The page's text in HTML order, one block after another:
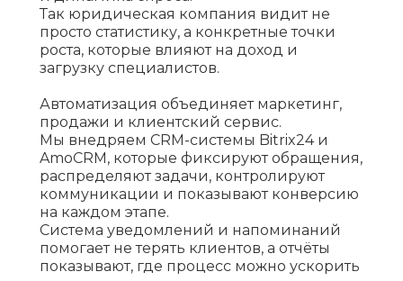
Так юридическая компания видит не
просто статистику, а конкретные точки
роста, которые влияют на доход и
загрузку специалистов.
Автоматизация объединяет маркетинг,
продажи и клиентский сервис.
Мы внедряем CRM-системы Bitrix24 и
AmoCRM, которые фиксируют обращения,
распределяют задачи, контролируют
коммуникации и показывают конверсию
на каждом этапе.
Система уведомлений и напоминаний
помогает не терять клиентов, а отчёты
показывают, где процесс можно ускорить